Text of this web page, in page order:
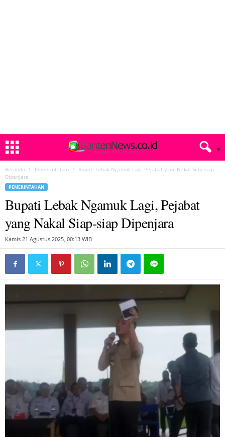
Beranda Pemerintahan
Bupati Lebak Ngamuk Lagi, Pejabat yang Nakal Siap-siap
Dipenjara
PEMERINTAHAN
Bupati Lebak Ngamuk Lagi, Pejabat
yang Nakal Siap-siap Dipenjara
Kamis 21 Agustus 2025, 00:13 WIB